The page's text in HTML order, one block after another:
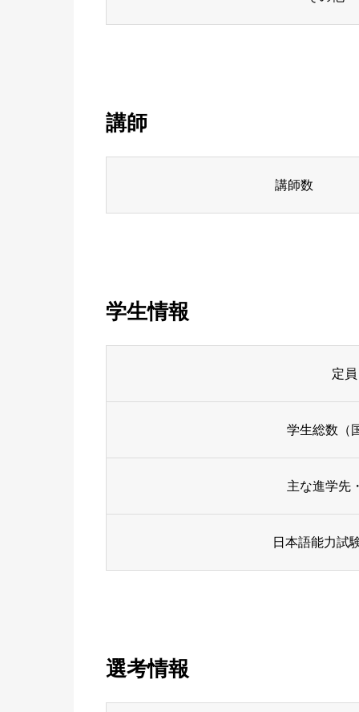
講師
講師数
学生情報
定員
学生総数（
主な進学先
日本語能力試
選考情報